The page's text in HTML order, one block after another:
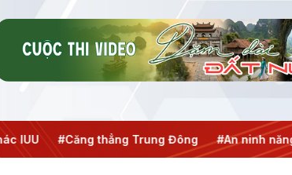
#Căng thẳng Trung Đông #An ninh năng lượng